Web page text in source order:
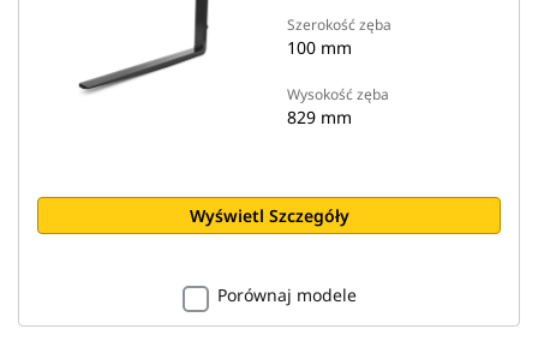
Szerokość zęba
100 mm
Wysokość zęba
829 mm
Wyświetl Szczegóły
Porównaj modele